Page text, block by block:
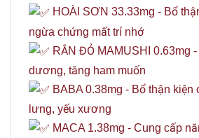
HOÀI SƠN 33.33mg - Bổ
ngừa chứng mất trí nhớ
RẮN ĐỎ MAMUSHI 0.63mg
dương, tăng ham muốn
BABA 0.38mg - Bổ thận kiện
lưng, yếu xương
MACA 1.38mg - Cung cấp